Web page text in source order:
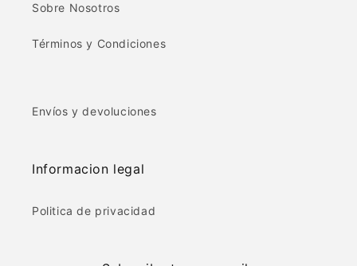
Sobre Nosotros
Términos y Condiciones
Envíos y devoluciones
Informacion legal
Politica de privacidad